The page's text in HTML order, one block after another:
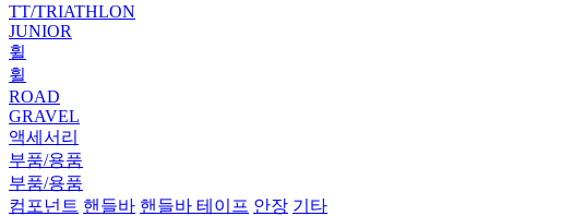
TT/TRIATHLON
JUNIOR
휠
휠
ROAD
GRAVEL
액세서리
부품/용품
부품/용품
컴포넌트 핸들바 핸들바 테이프 안장 기타